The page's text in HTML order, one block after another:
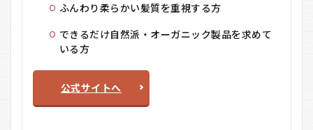
ふんわり柔らかい髪質を重視する方
できるだけ自然派・オーガニック製品を求めて
いる方
公式サイトへ